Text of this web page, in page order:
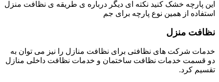
این پارچه خشک کنید نکته ای دیگر درباره ی طریقه ی نظافت منزل
استفاده از همین نوع پارچه برای جم
نظافت منزل
خدمات شرکت های نظافتی برای نظافت منازل را نیز می توان به
دو قسمت خدمات نظافت ساختمان و خدمات نظافت داخلی منازل
تقسیم کرد.